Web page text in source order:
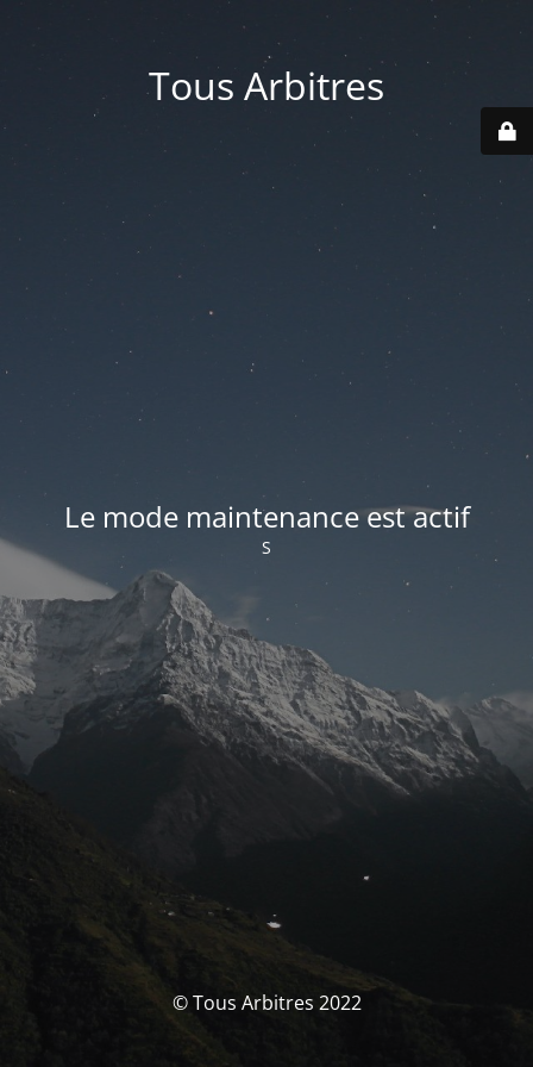
Tous Arbitres
Le mode maintenance est actif
S
© Tous Arbitres 2022